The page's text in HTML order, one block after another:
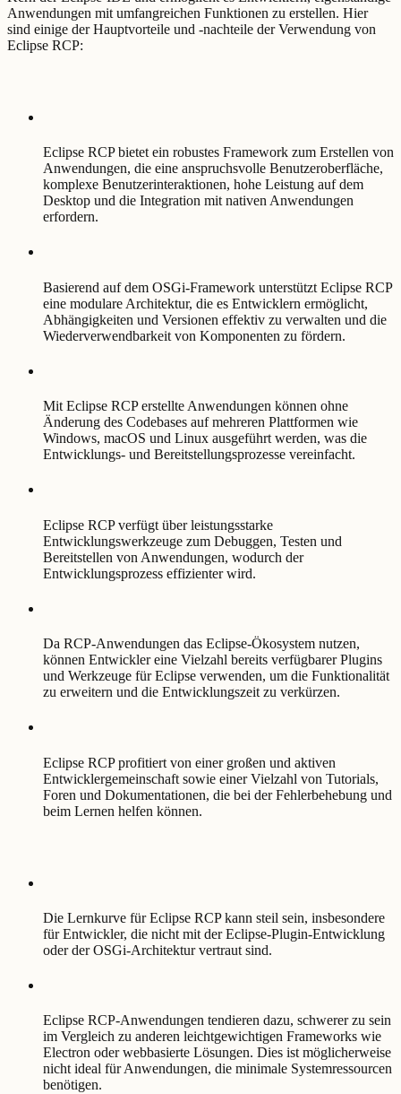
Anwendungen mit umfangreichen Funktionen zu erstellen. Hier
sind einige der Hauptvorteile und -nachteile der Verwendung von
Eclipse RCP:
Eclipse RCP bietet ein robustes Framework zum Erstellen von
Anwendungen, die eine anspruchsvolle Benutzeroberfläche,
komplexe Benutzerinteraktionen, hohe Leistung auf dem
Desktop und die Integration mit nativen Anwendungen
erfordern.
Basierend auf dem OSGi-Framework unterstützt Eclipse RCP
eine modulare Architektur, die es Entwicklern ermöglicht,
Abhängigkeiten und Versionen effektiv zu verwalten und die
Wiederverwendbarkeit von Komponenten zu fördern.
Mit Eclipse RCP erstellte Anwendungen können ohne
Änderung des Codebases auf mehreren Plattformen wie
Windows, macOS und Linux ausgeführt werden, was die
Entwicklungs- und Bereitstellungsprozesse vereinfacht.
Eclipse RCP verfügt über leistungsstarke
Entwicklungswerkzeuge zum Debuggen, Testen und
Bereitstellen von Anwendungen, wodurch der
Entwicklungsprozess effizienter wird.
Da RCP-Anwendungen das Eclipse-Ökosystem nutzen,
können Entwickler eine Vielzahl bereits verfügbarer Plugins
und Werkzeuge für Eclipse verwenden, um die Funktionalität
zu erweitern und die Entwicklungszeit zu verkürzen.
Eclipse RCP profitiert von einer großen und aktiven
Entwicklergemeinschaft sowie einer Vielzahl von Tutorials,
Foren und Dokumentationen, die bei der Fehlerbehebung und
beim Lernen helfen können.
Die Lernkurve für Eclipse RCP kann steil sein, insbesondere
für Entwickler, die nicht mit der Eclipse-Plugin-Entwicklung
oder der OSGi-Architektur vertraut sind.
Eclipse RCP-Anwendungen tendieren dazu, schwerer zu sein
im Vergleich zu anderen leichtgewichtigen Frameworks wie
Electron oder webbasierte Lösungen. Dies ist möglicherweise
nicht ideal für Anwendungen, die minimale Systemressourcen
benötigen.